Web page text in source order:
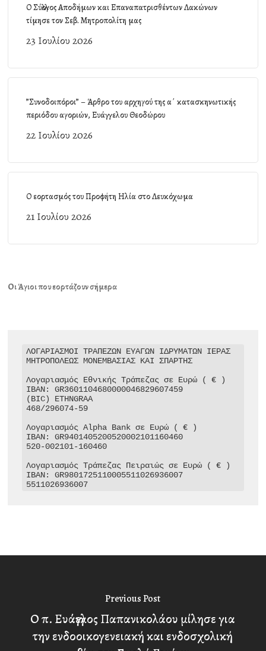
Ο Σύλλογος Αποδήμων και Επαναπατρισθέντων Λακώνων
τίμησε τον Σεβ. Μητροπολίτη μας
23 Ιουλίου 2026
”Συνοδοιπόροι” – Άρθρο του αρχηγού της α΄ κατασκηνωτικής
περιόδου αγοριών, Ευάγγελου Θεοδώρου
22 Ιουλίου 2026
Ο εορτασμός του Προφήτη Ηλία στο Λευκόχωμα
21 Ιουλίου 2026
Οι Άγιοι που εορτάζουν σήμερα
ΛΟΓΑΡΙΑΣΜΟΙ ΤΡΑΠΕΖΩΝ ΕΥΑΓΩΝ ΙΔΡΥΜΑΤΩΝ ΙΕΡΑΣ
ΜΗΤΡΟΠΟΛΕΩΣ ΜΟΝΕΜΒΑΣΙΑΣ ΚΑΙ ΣΠΑΡΤΗΣ
Λογαριασμός Εθνικής Τράπεζας σε Ευρώ ( € )
IBAN: GR3601104680000046829607459
(BIC) ETHNGRAA
468/296074-59
Λογαριασμός Alpha Bank σε Ευρώ ( € )
IBAN: GR9401405200520002101160460
520-002101-160460
Λογαριασμός Τράπεζας Πειραιώς σε Ευρώ ( € )
IBAN: GR9801725110005511026936007
5511026936007
Previous Post
Ο π. Ευάγγελος Παπανικολάου μίλησε για
την ενδοοικογενειακή και ενδοσχολική